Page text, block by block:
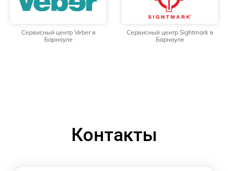
Сервисный центр Veber в
Барнауле
Сервисный центр Sightmark в
Барнауле
Контакты